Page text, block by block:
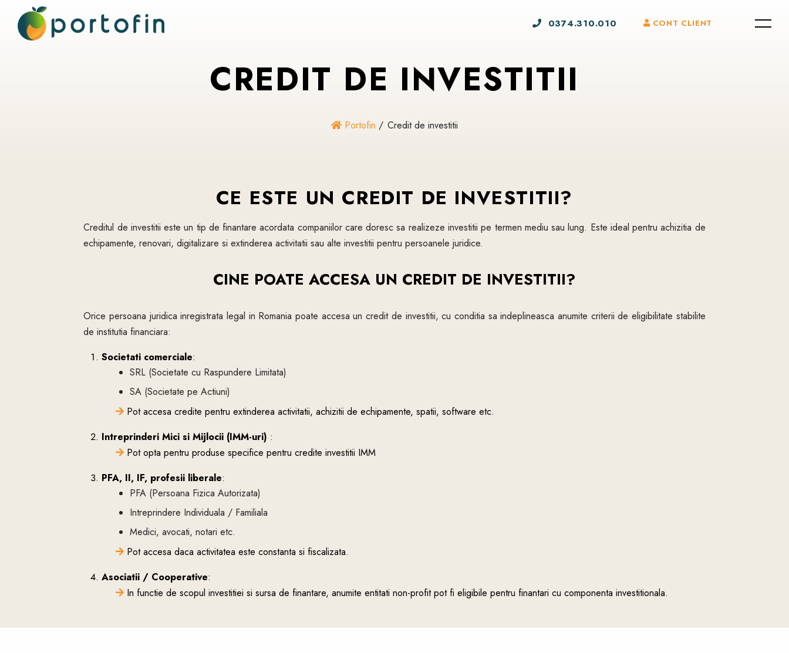
0374.310.010 CONT CLIENT
CREDIT DE INVESTITII
Portofin Credit de investitii
CE ESTE UN CREDIT DE INVESTITII?
Creditul de investitii este un tip de finantare acordata companiilor care doresc sa realizeze investitii pe termen mediu sau lung. Este ideal pentru achizitia de
echipamente, renovari, digitalizare si extinderea activitatii sau alte investitii pentru persoanele juridice.
CINE POATE ACCESA UN CREDIT DE INVESTITII?
Orice persoana juridica inregistrata legal in Romania poate accesa un credit de investitii, cu conditia sa indeplineasca anumite criterii de eligibilitate stabilite
de institutia financiara:
Societati comerciale:
SRL (Societate cu Raspundere Limitata)
SA (Societate pe Actiuni)
Pot accesa credite pentru extinderea activitatii, achizitii de echipamente, spatii, software etc.
Intreprinderi Mici si Mijlocii (IMM-uri) :
Pot opta pentru produse specifice pentru credite investitii IMM
PFA, II, IF, profesii liberale:
PFA (Persoana Fizica Autorizata)
Intreprindere Individuala / Familiala
Medici, avocati, notari etc.
Pot accesa daca activitatea este constanta si fiscalizata.
Asociatii / Cooperative:
In functie de scopul investitiei si sursa de finantare, anumite entitati non-profit pot fi eligibile pentru finantari cu componenta investitionala.